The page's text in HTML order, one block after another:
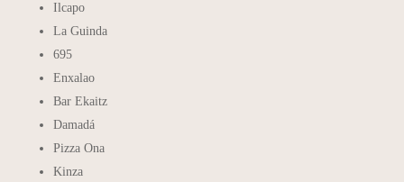
Ilcapo
La Guinda
695
Enxalao
Bar Ekaitz
Damadá
Pizza Ona
Kinza